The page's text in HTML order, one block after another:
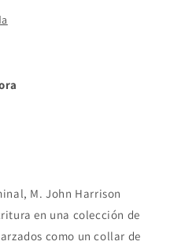
M. John Harrison
en una colección de
como un collar de